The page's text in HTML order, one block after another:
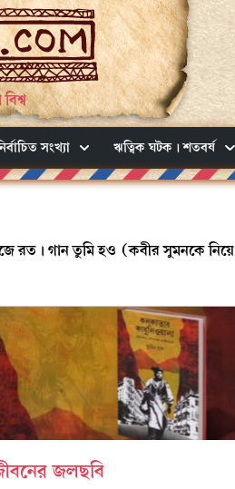
সংখ্যা ঋত্বিক ঘটক। শতবর্ষ
রত। গান তুমি হও (কবীর সুমনকে নিয়ে
জলছবি